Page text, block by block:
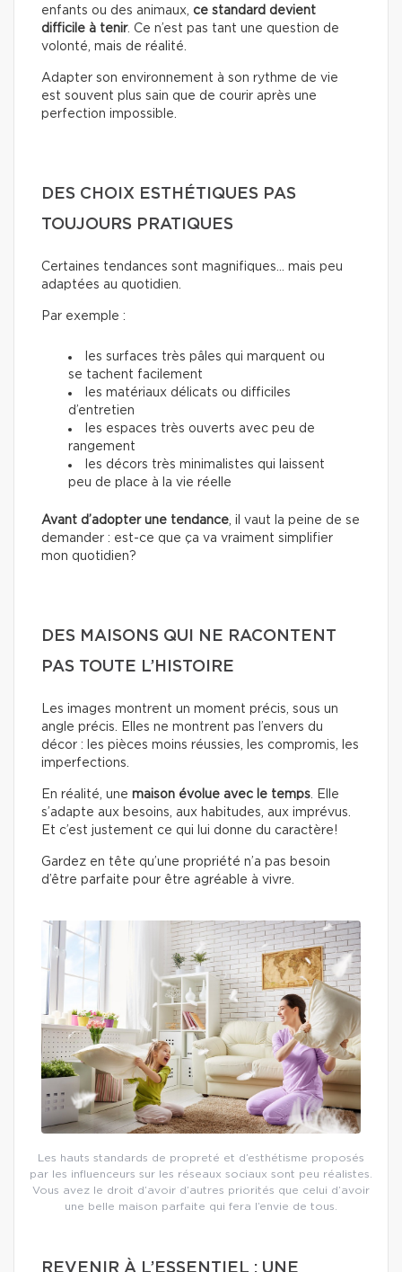
enfants ou des animaux, ce standard devient
difficile à tenir. Ce n’est pas tant une question de
volonté, mais de réalité.
Adapter son environnement à son rythme de vie
est souvent plus sain que de courir après une
perfection impossible.
DES CHOIX ESTHÉTIQUES PAS
TOUJOURS PRATIQUES
Certaines tendances sont magnifiques… mais peu
adaptées au quotidien.
Par exemple :
les surfaces très pâles qui marquent ou
se tachent facilement
les matériaux délicats ou difficiles
d’entretien
les espaces très ouverts avec peu de
rangement
les décors très minimalistes qui laissent
peu de place à la vie réelle
Avant d’adopter une tendance , il vaut la peine de se
demander : est-ce que ça va vraiment simplifier
mon quotidien?
DES MAISONS QUI NE RACONTENT
PAS TOUTE L’HISTOIRE
Les images montrent un moment précis, sous un
angle précis. Elles ne montrent pas l’envers du
décor : les pièces moins réussies, les compromis, les
imperfections.
En réalité, une maison évolue avec le temps . Elle
s’adapte aux besoins, aux habitudes, aux imprévus.
Et c’est justement ce qui lui donne du caractère!
Gardez en tête qu’une propriété n’a pas besoin
d’être parfaite pour être agréable à vivre.
Les hauts standards de propreté et d’esthétisme proposés
par les influenceurs sur les réseaux sociaux sont peu réalistes.
Vous avez le droit d’avoir d’autres priorités que celui d’avoir
une belle maison parfaite qui fera l’envie de tous.
REVENIR À L’ESSENTIEL : UNE